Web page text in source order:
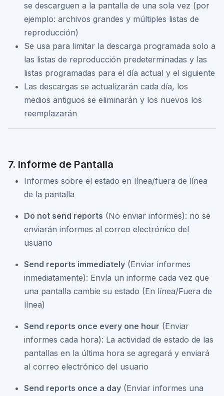
se descarguen a la pantalla de una sola vez (por
ejemplo: archivos grandes y múltiples listas de
reproducción)
Se usa para limitar la descarga programada solo a
las listas de reproducción predeterminadas y las
listas programadas para el día actual y el siguiente
Las descargas se actualizarán cada día, los
medios antiguos se eliminarán y los nuevos los
reemplazarán
7. Informe de Pantalla
Informes sobre el estado en línea/fuera de línea
de la pantalla
Do not send reports (No enviar informes): no se
enviarán informes al correo electrónico del
usuario
Send reports immediately (Enviar informes
inmediatamente): Envía un informe cada vez que
una pantalla cambie su estado (En línea/Fuera de
línea)
Send reports once every one hour (Enviar
informes cada hora): La actividad de estado de las
pantallas en la última hora se agregará y enviará
al correo electrónico del usuario
Send reports once a day (Enviar informes una